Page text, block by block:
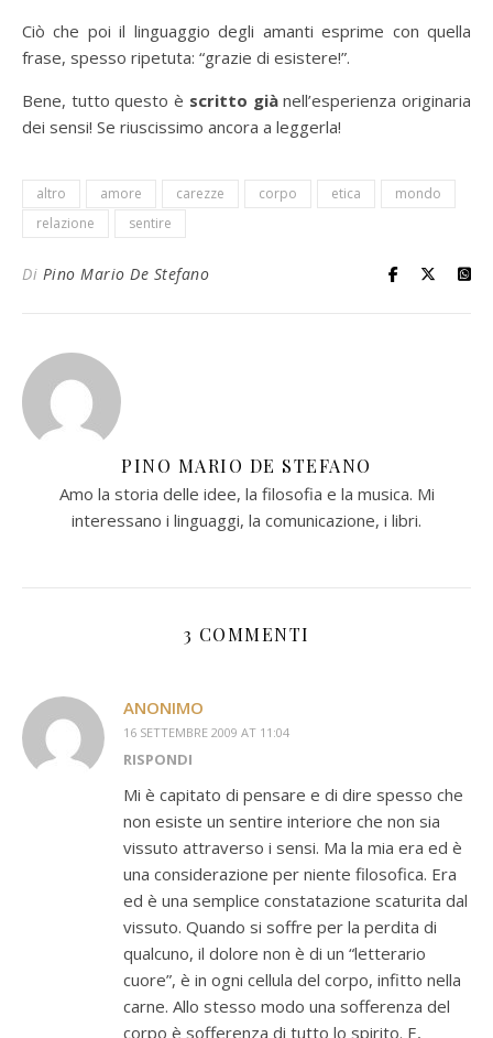
Ciò che poi il linguaggio degli amanti esprime con quella
frase, spesso ripetuta: “grazie di esistere!”.
Bene, tutto questo è scritto giànell’esperienza originaria
dei sensi! Se riuscissimo ancora a leggerla!
altro amore carezze corpo etica
mondo
relazione
sentire
Di Pino Mario De Stefano
PINO MARIO DE STEFANO
Amo la storia delle idee, la filosofia e la musica. Mi
interessano i linguaggi, la comunicazione, i libri.
3 COMMENTI
ANONIMO
16 SETTEMBRE 2009 AT 11:04
RISPONDI
Mi è capitato di pensare e di dire spesso che
non esiste un sentire interiore che non sia
vissuto attraverso i sensi. Ma la mia era ed è
una considerazione per niente filosofica. Era
ed è una semplice constatazione scaturita dal
vissuto. Quando si soffre per la perdita di
qualcuno, il dolore non è di un “letterario
cuore”, è in ogni cellula del corpo, infitto nella
carne. Allo stesso modo una sofferenza del
corpo è sofferenza di tutto lo spirito. E,